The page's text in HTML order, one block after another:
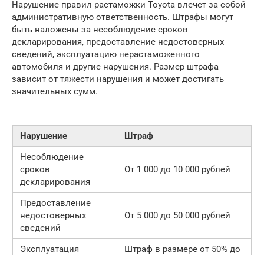
Нарушение правил растаможки Toyota влечет за собой
административную ответственность. Штрафы могут
быть наложены за несоблюдение сроков
декларирования, предоставление недостоверных
сведений, эксплуатацию нерастаможенного
автомобиля и другие нарушения. Размер штрафа
зависит от тяжести нарушения и может достигать
значительных сумм.
Нарушение
Штраф
Несоблюдение
сроков
декларирования
От 1 000 до 10 000 рублей
Предоставление
недостоверных
сведений
От 5 000 до 50 000 рублей
Эксплуатация
Штраф в размере от 50% до